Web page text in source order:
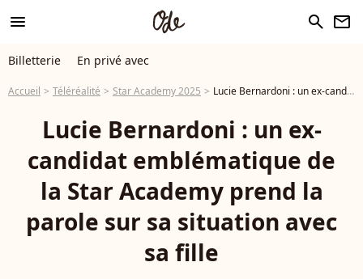
menu search newsletter
Billetterie En privé avec
Accueil Téléréalité Star Academy 2025 Lucie Bernardoni : un ex-candidat emblématique de la Star Academy prend la parole sur sa situation avec sa fille
Lucie Bernardoni : un ex-
candidat emblématique de
la Star Academy prend la
parole sur sa situation avec
sa fille